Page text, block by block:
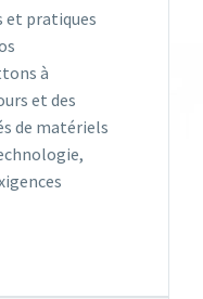
et pratiques
à
et des
de matériels